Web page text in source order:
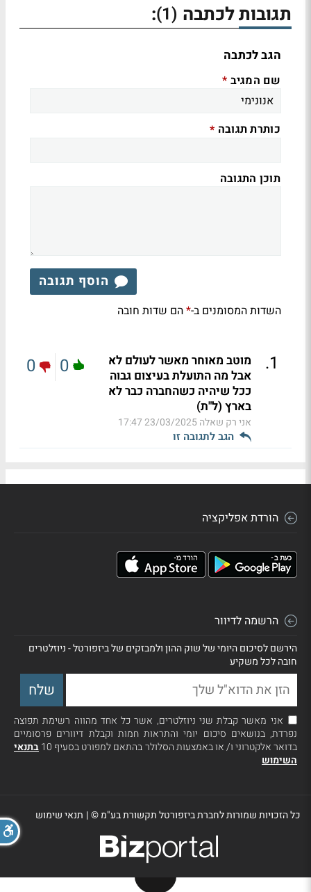
תגובות לכתבה (1)
:
הגב לכתבה
שם המגיב *
כותרת תגובה *
תוכן התגובה
הוסף תגובה
השדות המסומנים ב-*הם שדות חובה
1
.
מוטב מאוחר מאשר לעולם לא
אבל מה התועלת בעיצום גבוה
ככל שיהיה כשהחברה כבר לא
בארץ (ל"ת)
אני רק שאלה23/03/2025 17:47
הגב לתגובה זו
0
0
הורדת אפליקציה
הרשמה לדיוור
הירשם לסיכום היומי של שוק ההון ולמבזקים של ביזפורטל - ניוזלטרים
חובה לכל משקיע
אני מאשר קבלת שני ניוזלטרים, אשר כל אחד מהווה רשימת תפוצה
נפרדת, בנושאים סיכום יומי והתראות חמות וקבלת דיוורים פרסומיים
בדואר אלקטרוני ו/ או באמצעות הסלולר בהתאם למפורט בסעיף 10
בתנאי
השימוש
כל הזכויות שמורות לחברת ביזפורטל תקשורת בע"מ ©| תנאי שימוש